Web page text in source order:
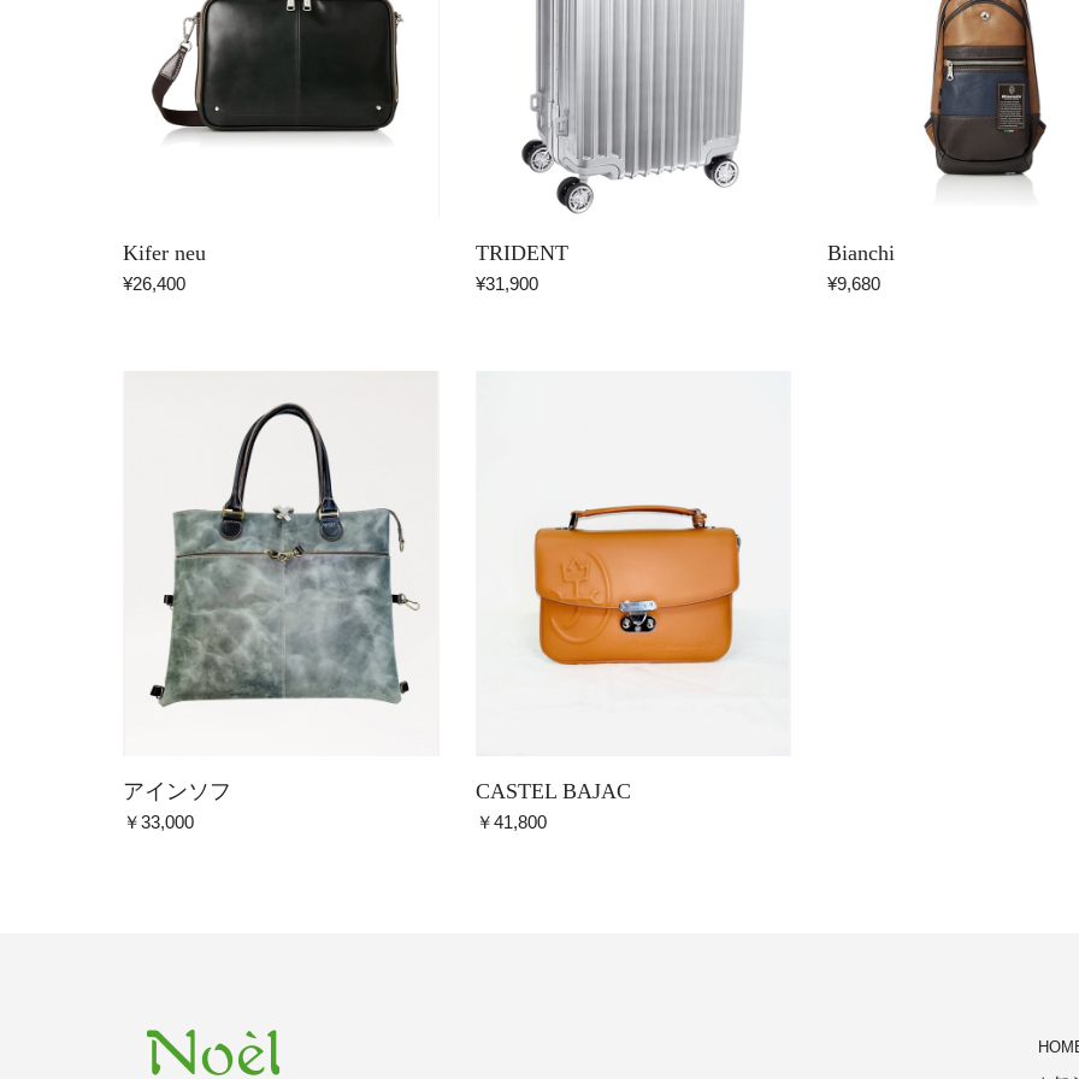
Kifer neu
¥26,400
TRIDENT
¥31,900
Bianchi
¥9,680
アインソフ
￥33,000
CASTEL BAJAC
￥41,800